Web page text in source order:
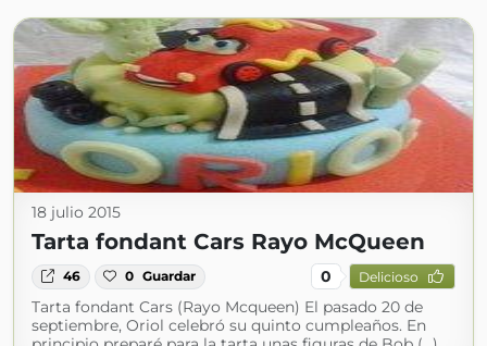
18 julio 2015
Tarta fondant Cars Rayo McQueen
46 0 Guardar 0 Delicioso
Tarta fondant Cars (Rayo Mcqueen) El pasado 20 de
septiembre, Oriol celebró su quinto cumpleaños. En